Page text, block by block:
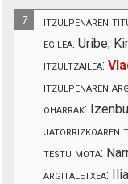
7 itzulpenaren
egilea: Uribe,
itzultzailea:
itzulpenaren
oharrak:
jatorrizkoaren
testu mota:
argitaletxea: